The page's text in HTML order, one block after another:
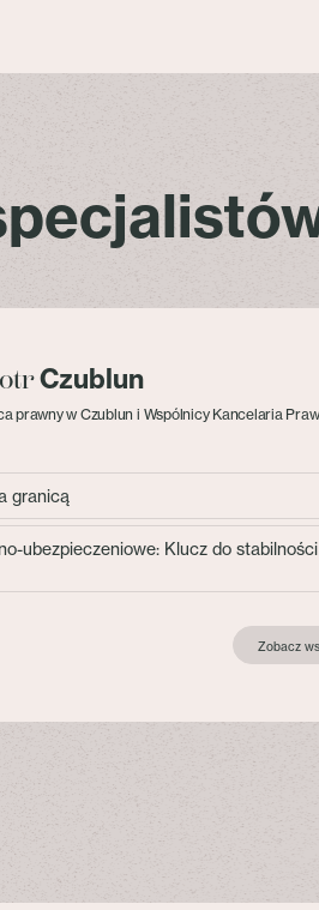
Czublun
prawny w Czublun i Wspólnicy Kancelaria
granicą
ubezpieczeniowe: Klucz do
Zobacz